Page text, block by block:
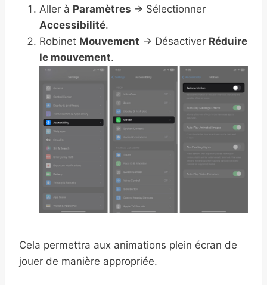
Aller à Paramètres → Sélectionner
Accessibilité.
Robinet Mouvement → Désactiver Réduire
le mouvement.
Cela permettra aux animations plein écran de
jouer de manière appropriée.